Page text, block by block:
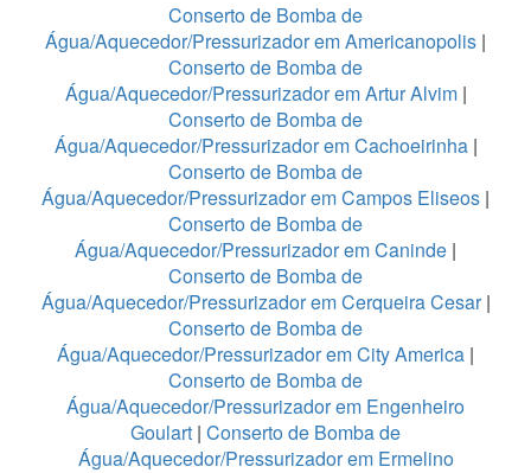
Conserto de Bomba de
Água/Aquecedor/Pressurizador em Americanopolis |
Conserto de Bomba de
Água/Aquecedor/Pressurizador em Artur Alvim |
Conserto de Bomba de
Água/Aquecedor/Pressurizador em Cachoeirinha|
Conserto de Bomba de
Água/Aquecedor/Pressurizador em Campos Eliseos |
Conserto de Bomba de
Água/Aquecedor/Pressurizador em Caninde |
Conserto de Bomba de
Água/Aquecedor/Pressurizador em Cerqueira Cesar|
Conserto de Bomba de
Água/Aquecedor/Pressurizador em City America |
Conserto de Bomba de
Água/Aquecedor/Pressurizador em Engenheiro
Goulart | Conserto de Bomba de
Água/Aquecedor/Pressurizador em Ermelino